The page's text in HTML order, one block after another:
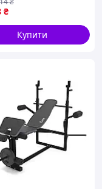
₴
Купити